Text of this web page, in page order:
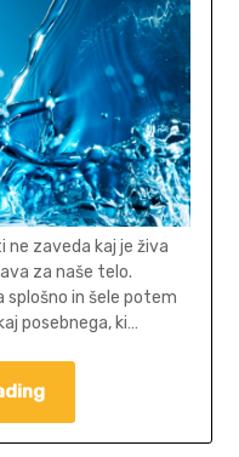
zaveda kaj je živa
za naše telo.
splošno in šele potem
posebnega, ki…